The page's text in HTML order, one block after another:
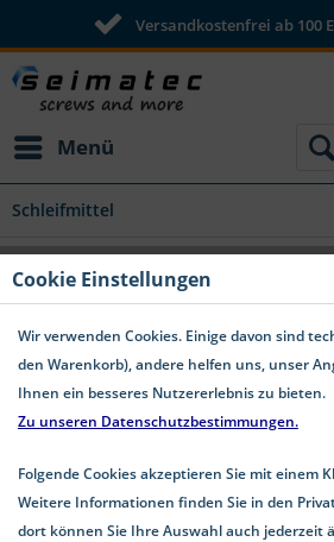
Versandkostenfrei ab 100
Menü
Schleifmittel
CS 310 X Schleifhülsen 45
Restposten - 5 Stk.
Cookie Einstellungen
Wir verwenden Cookies. Einige davon sind
den Warenkorb), andere helfen uns, unser
Ihnen ein besseres Nutzererlebnis zu bieten.
Zu unseren Datenschutzbestimmungen.
Folgende Cookies akzeptieren Sie mit einem
Weitere Informationen finden Sie in den
dort können Sie Ihre Auswahl auch jederzeit